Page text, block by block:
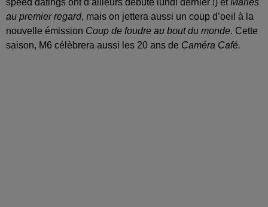
speed datings ont d’ailleurs débuté lundi dernier !) etMariés
au premier regard, mais on jettera aussi un coup d’oeil à la
nouvelle émission Coup de foudre au bout du monde. Cette
saison, M6 célèbrera aussi les 20 ans de Caméra Café.